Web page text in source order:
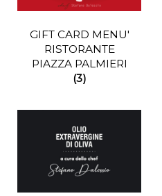
GIFT CARD MENU'
RISTORANTE
PIAZZA PALMIERI
(3)